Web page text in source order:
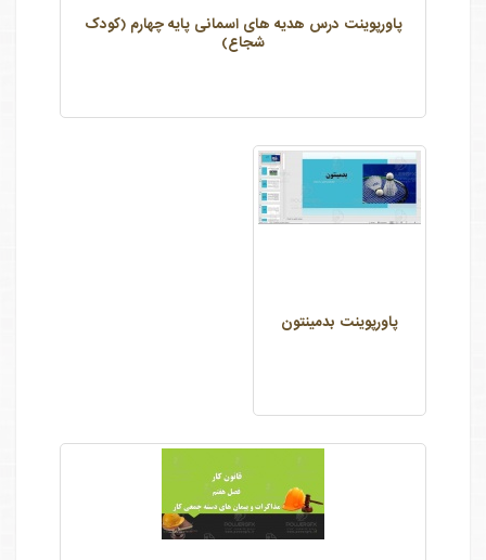
پاورپوینت درس هدیه های اسمانی پایه چهارم (کودک
شجاع)
پاورپوینت بدمینتون